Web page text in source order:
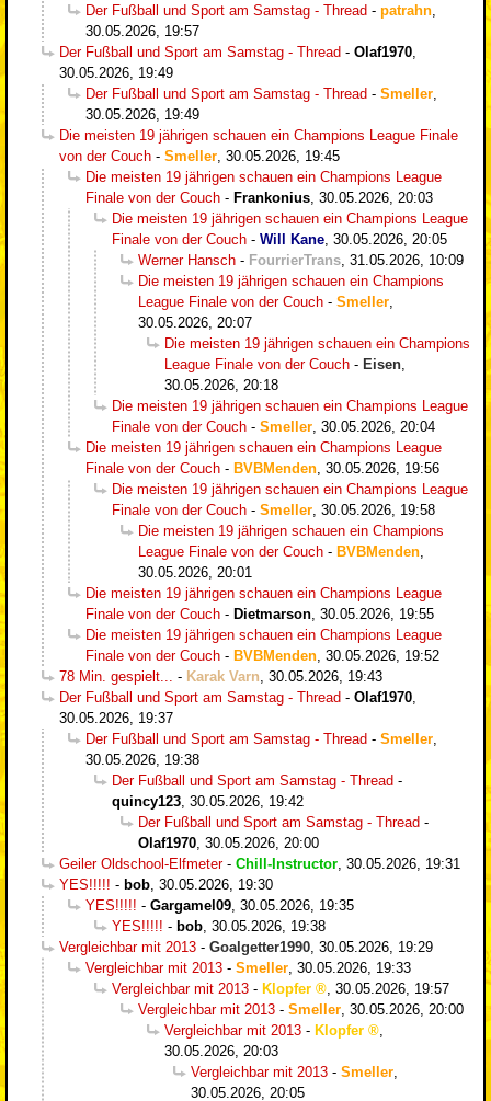
Der Fußball und Sport am Samstag - Thread - patrahn
30.05.2026, 19:57
Der Fußball und Sport am Samstag - Thread - Olaf1970
30.05.2026, 19:49
Der Fußball und Sport am Samstag - Thread - Smeller
30.05.2026, 19:49
Die meisten 19 jährigen schauen ein Champions League Finale
von der Couch - Smeller 30.05.2026, 19:45
Die meisten 19 jährigen schauen ein Champions League
Finale von der Couch - Frankonius 30.05.2026, 20:03
Die meisten 19 jährigen schauen ein Champions League
Finale von der Couch - Will Kane 30.05.2026, 20:05
Werner Hansch - FourrierTrans 31.05.2026, 10:09
Die meisten 19 jährigen schauen ein Champions
League Finale von der Couch - Smeller
30.05.2026, 20:07
Die meisten 19 jährigen schauen ein Champions
League Finale von der Couch - Eisen
30.05.2026, 20:18
Die meisten 19 jährigen schauen ein Champions League
Finale von der Couch - Smeller 30.05.2026, 20:04
Die meisten 19 jährigen schauen ein Champions League
Finale von der Couch - BVBMenden 30.05.2026, 19:56
Die meisten 19 jährigen schauen ein Champions League
Finale von der Couch - Smeller 30.05.2026, 19:58
Die meisten 19 jährigen schauen ein Champions
League Finale von der Couch - BVBMenden
30.05.2026, 20:01
Die meisten 19 jährigen schauen ein Champions League
Finale von der Couch - Dietmarson 30.05.2026, 19:55
Die meisten 19 jährigen schauen ein Champions League
Finale von der Couch - BVBMenden 30.05.2026, 19:52
78 Min. gespielt...
- Karak Varn 30.05.2026, 19:43
Der Fußball und Sport am Samstag - Thread - Olaf1970
30.05.2026, 19:37
Der Fußball und Sport am Samstag - Thread - Smeller
30.05.2026, 19:38
Der Fußball und Sport am Samstag - Thread -
quincy123 30.05.2026, 19:42
Der Fußball und Sport am Samstag - Thread -
Olaf1970 30.05.2026, 20:00
Geiler Oldschool-Elfmeter- Chill-Instructor 30.05.2026, 19:31
YES!!!!! - bob 30.05.2026, 19:30
YES!!!!! - Gargamel09 30.05.2026, 19:35
YES!!!!! - bob 30.05.2026, 19:38
Vergleichbar mit 2013 - Goalgetter1990 30.05.2026, 19:29
Vergleichbar mit 2013 - Smeller 30.05.2026, 19:33
Vergleichbar mit 2013 - Klopfer
30.05.2026, 19:57
Vergleichbar mit 2013 - Smeller 30.05.2026, 20:00
Vergleichbar mit 2013 - Klopfer
30.05.2026, 20:03
Vergleichbar mit 2013 - Smeller
30.05.2026, 20:05